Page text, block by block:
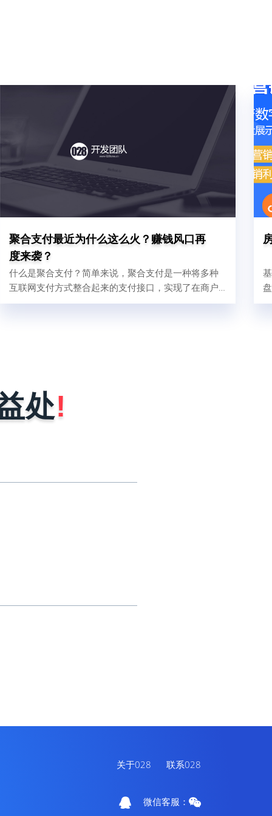
聚合支付最近为什么这么火？赚钱风口再
度来袭？
什么是聚合支付？简单来说，聚合支付是一种将多种
互联网支付方式整合起来的支付接口，实现了在商户
的收银台将各式各样的二维码集中在一起，将支付
处!
关于028 联系028
微信客服：